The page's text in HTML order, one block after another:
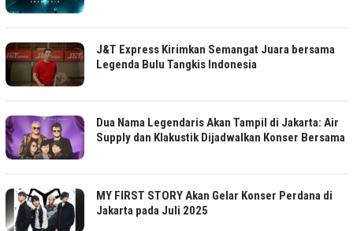
J&T Express Kirimkan Semangat Juara bersama
Legenda Bulu Tangkis Indonesia
Dua Nama Legendaris Akan Tampil di Jakarta: Air
Supply dan Klakustik Dijadwalkan Konser Bersama
MY FIRST STORY Akan Gelar Konser Perdana di
Jakarta pada Juli 2025